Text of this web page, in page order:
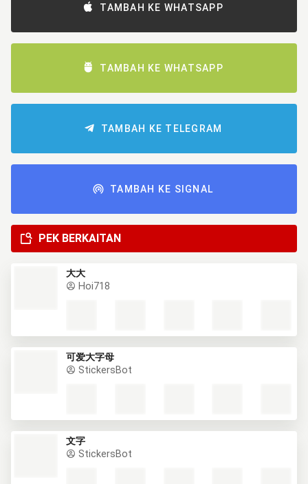
TAMBAH KE WHATSAPP
TAMBAH KE WHATSAPP
TAMBAH KE TELEGRAM
TAMBAH KE SIGNAL
PEK BERKAITAN
大大
Hoi718
可爱大字母
StickersBot
文字
StickersBot